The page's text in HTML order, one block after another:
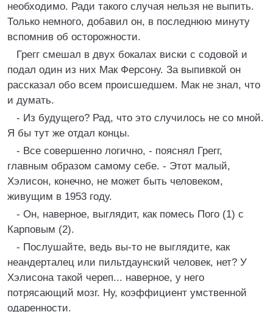
необходимо. Ради такого случая нельзя не выпить.
Только немного, добавил он, в последнюю минуту
вспомнив об осторожности.
Грегг смешал в двух бокалах виски с содовой и
подал один из них Мак Ферсону. За выпивкой он
рассказал обо всем происшедшем. Мак не знал, что
и думать.
- Из будущего? Рад, что это случилось не со мной.
Я бы тут же отдал концы.
- Все совершенно логично, - пояснял Грегг,
главным образом самому себе. - Этот малый,
Хэлисон, конечно, не может быть человеком,
живущим в 1953 году.
- Он, наверное, выглядит, как помесь Пого (1) с
Карповым (2).
- Послушайте, ведь вы-то не выглядите, как
неандерталец или пильтдаунский человек, нет? У
Хэлисона такой череп... наверное, у него
потрясающий мозг. Ну, коэффициент умственной
одаренности.